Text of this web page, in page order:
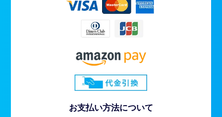
お支払い方法について